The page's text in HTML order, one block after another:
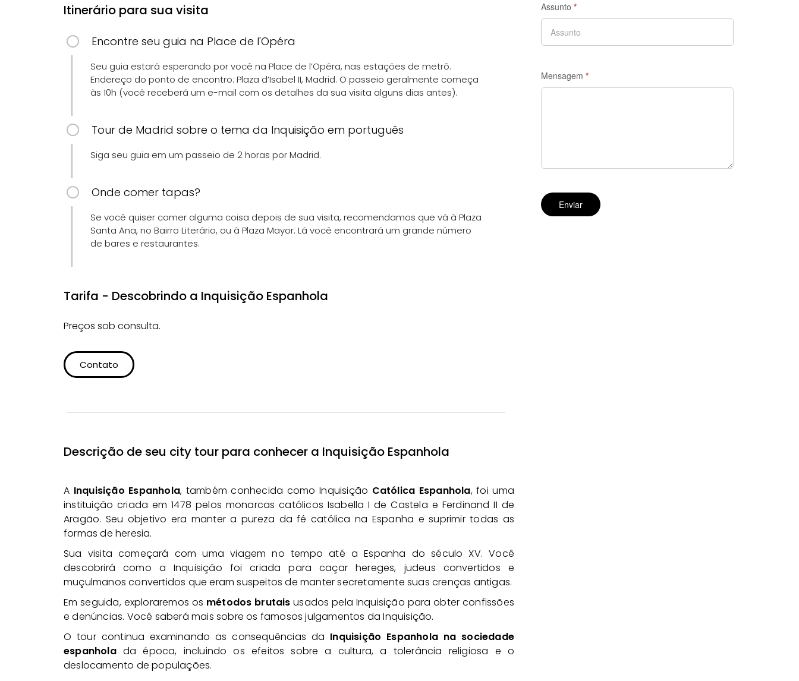
Itinerário para sua visita
Encontre seu guia na Place de l'Opéra
Seu guia estará esperando por você na Place de l’Opéra, nas estações de metrô.
Endereço do ponto de encontro: Plaza d’Isabel II, Madrid. O passeio geralmente começa
às 10h (você receberá um e-mail com os detalhes da sua visita alguns dias antes).
Tour de Madrid sobre o tema da Inquisição em português
Siga seu guia em um passeio de 2 horas por Madrid.
Onde comer tapas?
Se você quiser comer alguma coisa depois de sua visita, recomendamos que vá à Plaza
Santa Ana, no Bairro Literário, ou à Plaza Mayor. Lá você encontrará um grande número
de bares e restaurantes.
Tarifa - Descobrindo a Inquisição Espanhola
Preços sob consulta.
Contato
Descrição de seu city tour para conhecer a Inquisição Espanhola
A Inquisição Espanhola, também conhecida como Inquisição Católica Espanhola, foi uma
instituição criada em 1478 pelos monarcas católicos Isabella I de Castela e Ferdinand II de
Aragão. Seu objetivo era manter a pureza da fé católica na Espanha e suprimir todas as
formas de heresia.
Sua visita começará com uma viagem no tempo até a Espanha do século XV. Você
descobrirá como a Inquisição foi criada para caçar hereges, judeus convertidos e
muçulmanos convertidos que eram suspeitos de manter secretamente suas crenças antigas.
Em seguida, exploraremos os métodos brutais usados pela Inquisição para obter confissões
e denúncias. Você saberá mais sobre os famosos julgamentos da Inquisição.
O tour continua examinando as consequências da Inquisição Espanhola na sociedade
espanholada época, incluindo os efeitos sobre a cultura, a tolerância religiosa e o
deslocamento de populações.
Assunto *
Mensagem *